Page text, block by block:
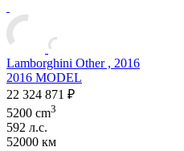
Lamborghini Other , 2016
2016 MODEL
22 324 871 ₽
5200 cm3
592 л.с.
52000 км